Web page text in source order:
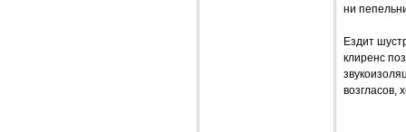
ни
Ездит
клиренс
возгласов,